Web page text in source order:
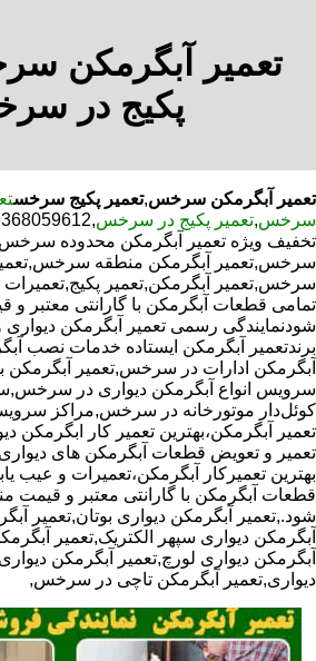
تعمیر آبگرمکن
پکیج در
تعمیر آبگرمکن سرخس,تعمیر پکیج سرخس
سرخس,تعمیر پکیج در سرخس
تخفیف ویژه تعمیر آبگرمکن محدوده
سرخس,تعمیر آبگرمکن منطقه
سرخس,تعمیر آبگرمکن,تعمیر
تمامی قطعات آبگرمکن با گارانتی معتبر
شودنمایندگی رسمی تعمیر آبگرمکن دیواری و
برندتعمیر آبگرمکن ایستاده خدمات نصب
آبگرمکن ادارات در سرخس,تعمیر آبگرمکن
سرویس انواع آبگرمکن دیواری در
کوئل‌دار موتورخانه در سرخس,مراکز
تعمیر آبگرمکن،بهترین تعمیر کار
تعمیر و تعویض قطعات آبگرمکن های
بهترین تعمیرکار آبگرمکن،تعمیرات و عیب
قطعات آبگرمکن با گارانتی معتبر و قیمت
شود.,تعمیر آبگرمکن دیواری بوتان,تعمیر
آبگرمکن دیواری سپهر الکتریک,تعمیر
آبگرمکن دیواری لورچ,تعمیر آبگرمکن
دیواری,تعمیر آبگرمکن تاچی در سرخس,